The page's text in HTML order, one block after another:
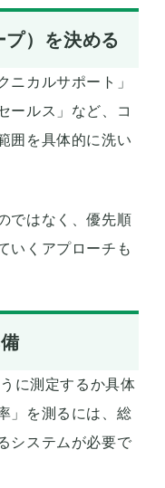
）を決める
ニカルサポート」
ールス」など、コ
囲を具体的に洗い
ではなく、優先順
いくアプローチも
に測定するか具体
」を測るには、総
システムが必要で